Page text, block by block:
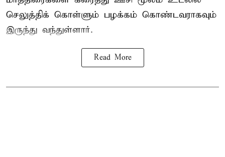
செலுத்திக் கொள்ளும் பழக்கம் கொண்டவராகவும்
இருந்து வந்துள்ளார்.
Read More